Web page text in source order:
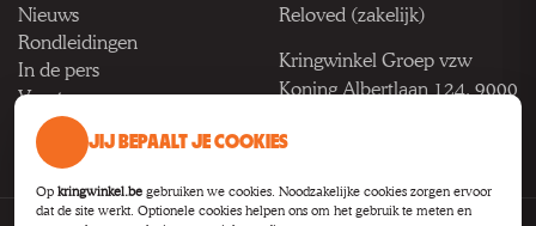
Nieuws
Rondleidingen
In de pers
Vacatures
Reloved (zakelijk)
Kringwinkel Groep vzw
Koning Albertlaan 124, 9000
BTW BE 1033.922.208
JIJ BEPAALT JE COOKIES
Op kringwinkel.be gebruiken we cookies. Noodzakelijke cookies zorgen ervoor
dat de site werkt. Optionele cookies helpen ons om het gebruik te meten en